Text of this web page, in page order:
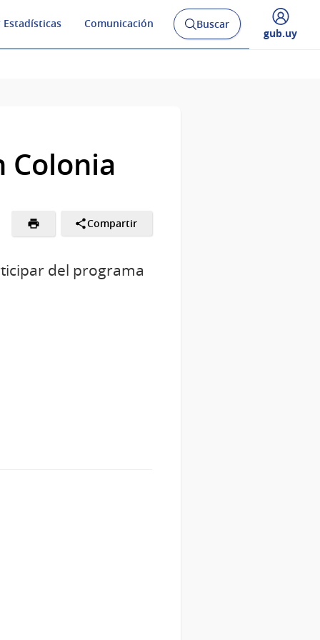
Estadísticas Comunicación
Abrir
buscador
Buscar
Desplegar
gub.uy
Colonia
Compartir
del programa